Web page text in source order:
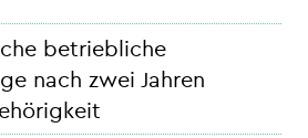
betriebliche
nach zwei Jahren